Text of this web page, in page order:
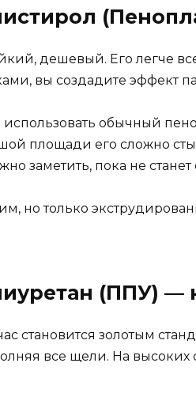
дешевый. Его легче
вы создадите эффект
обычный
площади его сложно
заметить, пока не станет
но только
(ППУ) —
становится золотым
все щели. На высоких